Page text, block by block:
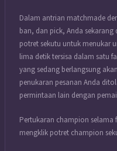
Dalam antrian matchmade
ban, dan pick, Anda
potret sekutu untuk menukar
lima detik tersisa dalam satu
yang sedang berlangsung
penukaran pesanan Anda
permintaan lain dengan
Pertukaran champion selama
mengklik potret champion